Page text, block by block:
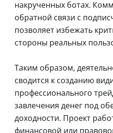
накрученных ботах.
обратной связи с
позволяет избежать
стороны реальных
Таким образом,
сводится к созданию
профессионального
завлечения денег под
доходности. Проект
финансовой или